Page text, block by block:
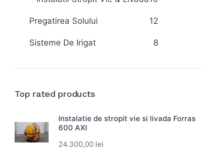
Pregatirea Solului 12
Sisteme De Irigat 8
Top rated products
Instalatie de stropit vie si livada Forras
600 AXI
24.300,00 lei